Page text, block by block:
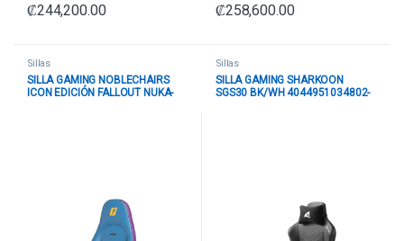
₡244,200.00 ₡258,600.00
Sillas
SILLA GAMING NOBLECHAIRS
ICON EDICIÓN FALLOUT NUKA-
Sillas
SILLA GAMING SHARKOON
SGS30 BK/WH 4044951034802-